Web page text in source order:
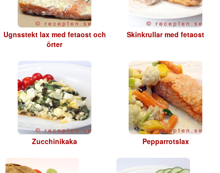
Ugnsstekt lax med fetaost och
örter
Skinkrullar med fetaost
Zucchinikaka Pepparrotslax